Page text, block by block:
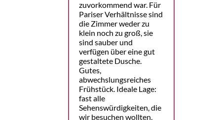
zuvorkommend war. Für
Pariser Verhältnisse sind
die Zimmer weder zu
klein noch zu groß, sie
sind sauber und
verfügen über eine gut
gestaltete Dusche.
Gutes,
abwechslungsreiches
Frühstück. Ideale Lage:
fast alle
Sehenswürdigkeiten, die
wir besuchen wollten,